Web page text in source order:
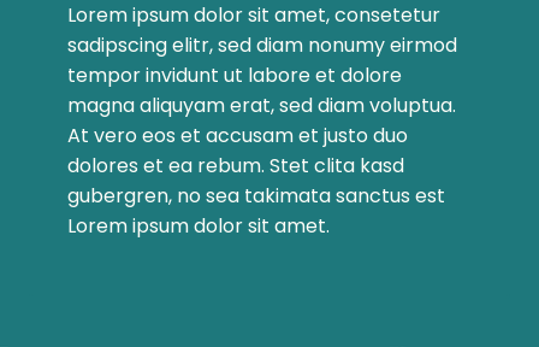
Lorem ipsum dolor sit amet, consetetur
sadipscing elitr, sed diam nonumy eirmod
tempor invidunt ut labore et dolore
magna aliquyam erat, sed diam voluptua.
At vero eos et accusam et justo duo
dolores et ea rebum. Stet clita kasd
gubergren, no sea takimata sanctus est
Lorem ipsum dolor sit amet.